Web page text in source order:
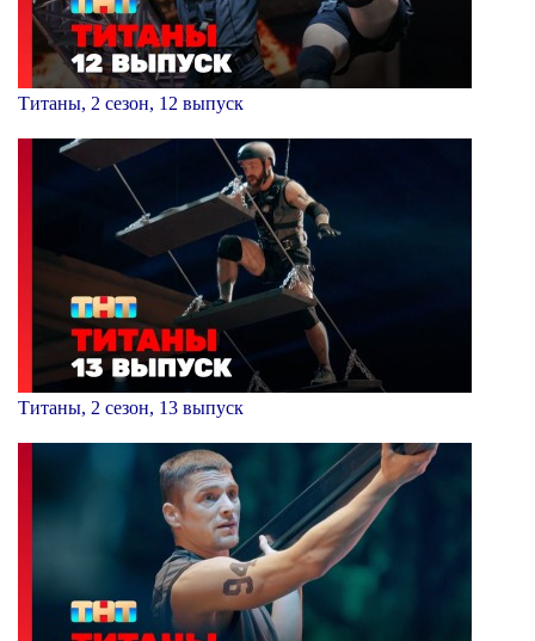
Титаны, 2 сезон, 12 выпуск
Титаны, 2 сезон, 13 выпуск